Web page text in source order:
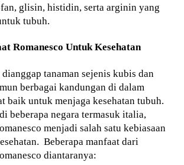
glisin, histidin, serta arginin yang
tubuh.
Romanesco Untuk Kesehatan
tanaman sejenis kubis dan
berbagai kandungan di dalam
baik untuk menjaga kesehatan tubuh.
beberapa negara termasuk italia,
menjadi salah satu kebiasaan
Beberapa manfaat dari
diantaranya: